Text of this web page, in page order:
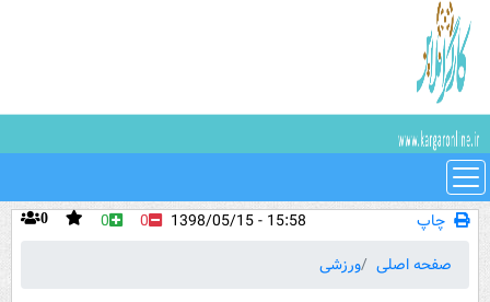
چاپ 0 0 0
15:58 - 1398/05/15
صفحه اصلی
ورزشی